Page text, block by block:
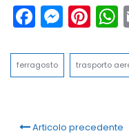
ferragosto trasporto
Articolo precedente